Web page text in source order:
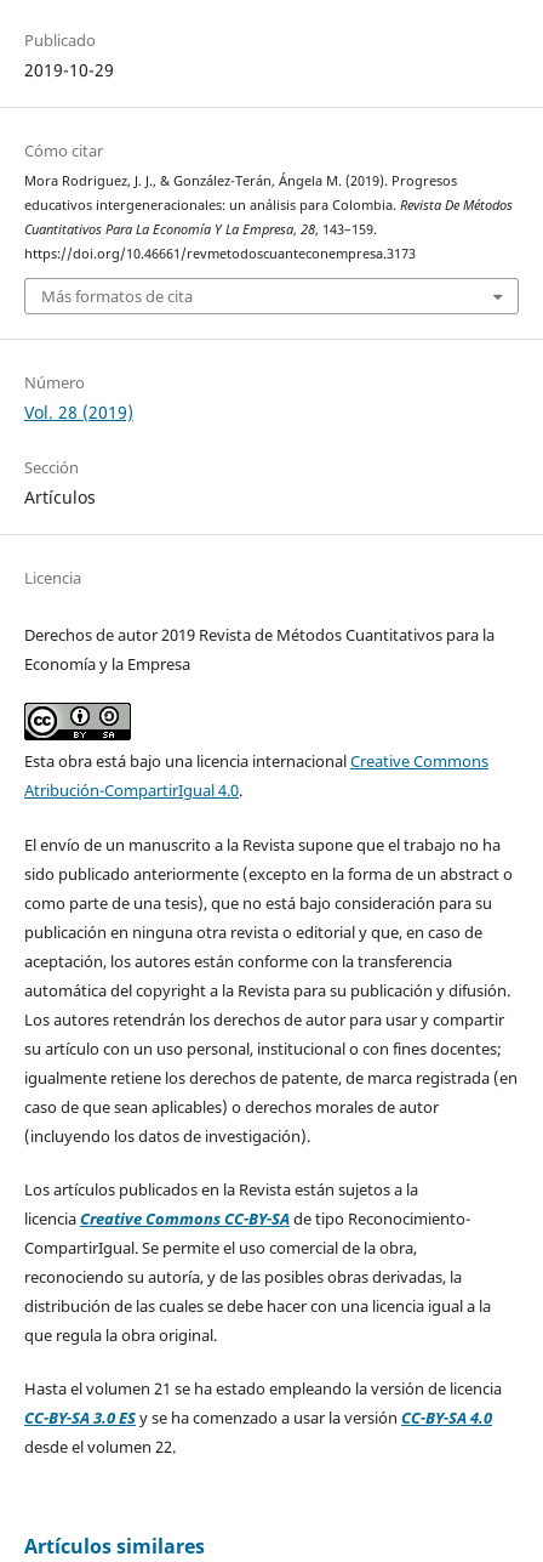
Publicado
2019-10-29
Cómo citar
Mora Rodriguez, J. J., & González-Terán, Ángela M. (2019). Progresos
educativos intergeneracionales: un análisis para Colombia. Revista De Métodos
Cuantitativos Para La Economía Y La Empresa, 28, 143–159.
https://doi.org/10.46661/revmetodoscuanteconempresa.3173
Más formatos de cita
Número
Vol. 28 (2019)
Sección
Artículos
Licencia
Derechos de autor 2019 Revista de Métodos Cuantitativos para la
Economía y la Empresa
Esta obra está bajo una licencia internacionalCreative Commons
Atribución-CompartirIgual 4.0.
El envío de un manuscrito a la Revista supone que el trabajo no ha
sido publicado anteriormente (excepto en la forma de un abstract o
como parte de una tesis), que no está bajo consideración para su
publicación en ninguna otra revista o editorial y que, en caso de
aceptación, los autores están conforme con la transferencia
automática del copyright a la Revista para su publicación y difusión.
Los autores retendrán los derechos de autor para usar y compartir
su artículo con un uso personal, institucional o con fines docentes;
igualmente retiene los derechos de patente, de marca registrada (en
caso de que sean aplicables) o derechos morales de autor
(incluyendo los datos de investigación).
Los artículos publicados en la Revista están sujetos a la
licenciaCreative Commons CC-BY-SAde tipo Reconocimiento-
CompartirIgual. Se permite el uso comercial de la obra,
reconociendo su autoría, y de las posibles obras derivadas, la
distribución de las cuales se debe hacer con una licencia igual a la
que regula la obra original.
Hasta el volumen 21 se ha estado empleando la versión de licencia
CC-BY-SA 3.0 ESy se ha comenzado a usar la versión CC-BY-SA 4.0
desde el volumen 22.
Artículos similares